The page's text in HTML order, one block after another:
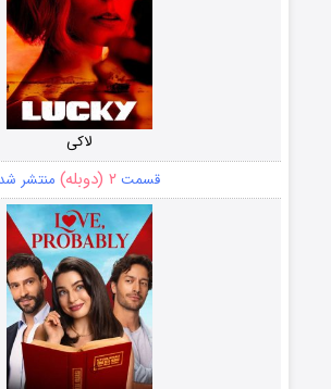
لاکی
قسمت ۲ (دوبله) منتشر شد